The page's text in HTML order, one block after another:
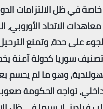
في ظل الالتزامات
الاتحاد الأوروبي،
على حدة، وتمنع
تصنيف سوريا كدولة آمنة
وهو ما لم يحسم
تواجه الحكومة